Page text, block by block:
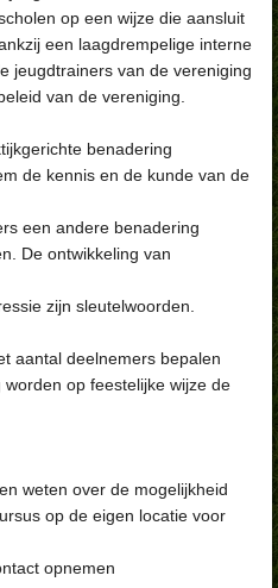
op een wijze die aansluit
een laagdrempelige interne
jeugdtrainers van de vereniging
van de vereniging.
benadering
de kennis en de kunde van de
een andere benadering
De ontwikkeling van
zijn sleutelwoorden.
aantal deelnemers bepalen
op feestelijke wijze de
weten over de mogelijkheid
op de eigen locatie voor
opnemen